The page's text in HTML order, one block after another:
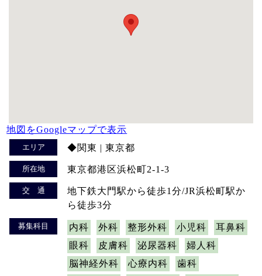
地図をGoogleマップで表示
エリア ◆関東 | 東京都
所在地 東京都港区浜松町2-1-3
交 通
地下鉄大門駅から徒歩1分/JR浜松町駅か
ら徒歩3分
募集科目 内科 外科 整形外科 小児科
耳鼻科
眼科
皮膚科 泌尿器科
婦人科
脳神経外科
心療内科
歯科